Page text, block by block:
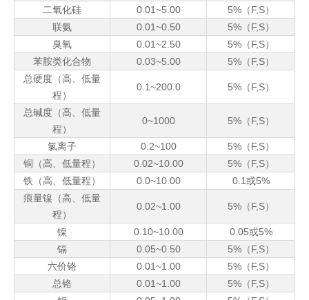
二氧化硅
0.01~5.00
5%（F,S）
联氨
0.01~0.50
5%（F,S）
臭氧
0.01~2.50
5%（F,S）
苯胺类化合物
0.03~5.00
5%（F,S）
总硬度（高、低量
程）
0.1~200.0 5%（F,S）
总碱度（高、低量
程）
0~1000 5%（F,S）
氯离子 0.2~100
5%（F,S）
铜（高、低量程）
0.02~10.00
5%（F,S）
铁（高、低量程）
0.0~10.00
0.1或5%
痕量镍（高、低量
程）
0.02~1.00 5%（F,S）
镍 0.10~10.00
0.05或5%
镉
0.05~0.50
5%（F,S）
六价铬
0.01~1.00
5%（F,S）
总铬
0.01~1.00
5%（F,S）